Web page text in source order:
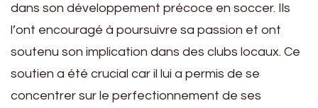
dans son développement précoce en soccer. Ils
l’ont encouragé à poursuivre sa passion et ont
soutenu son implication dans des clubs locaux. Ce
soutien a été crucial car il lui a permis de se
concentrer sur le perfectionnement de ses